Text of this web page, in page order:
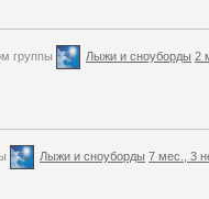
группы Лыжи и сноуборды 2
Лыжи и сноуборды 7 мес., 3